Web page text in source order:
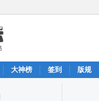
大神榜 签到 版规